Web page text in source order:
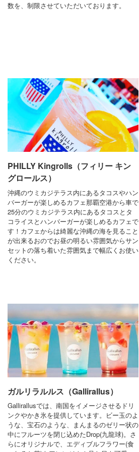
数を、制限させていただいております。
PHILLY Kingrolls（フィリー キン
グロールス）
沖縄のウミカジテラス内にあるタコスやハン
バーガーが楽しめるカフェ那覇空港から車で
25分のウミカジテラス内にあるタコスとタ
コライスとハンバーガーが楽しめるカフェで
す！カフェからは綺麗な沖縄の海を見ること
が出来るおのでお昼の明るい雰囲気からサン
セットの落ち着いた雰囲気まで幅広くお使い
ください。
ガルリラルルス（Gallirallus）
Gallirallusでは、南国をイメージさせるドリ
ンクやかき氷を提供しています。ビー玉のよ
うな、宝石のような、まんまるのゼリー状の
中にフルーツを閉じ込めたDrop(九龍球)。さ
らにオリジナルで、エディブルフラワー(食